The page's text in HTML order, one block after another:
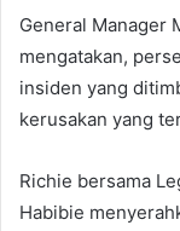
General Manager
mengatakan,
insiden yang
kerusakan yang
Richie bersama
Habibie